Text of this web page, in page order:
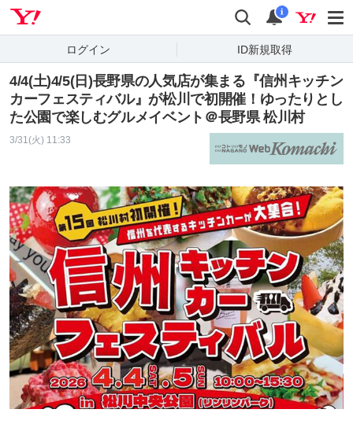
検索 通知
i
ログイン ID新規取得
4/4(土)4/5(日)長野県の人気店が集まる『信州キッチン
カーフェスティバル』が松川で初開催！ゆったりとし
た公園で楽しむグルメイベント＠長野県 松川村
3/31(火) 11:33